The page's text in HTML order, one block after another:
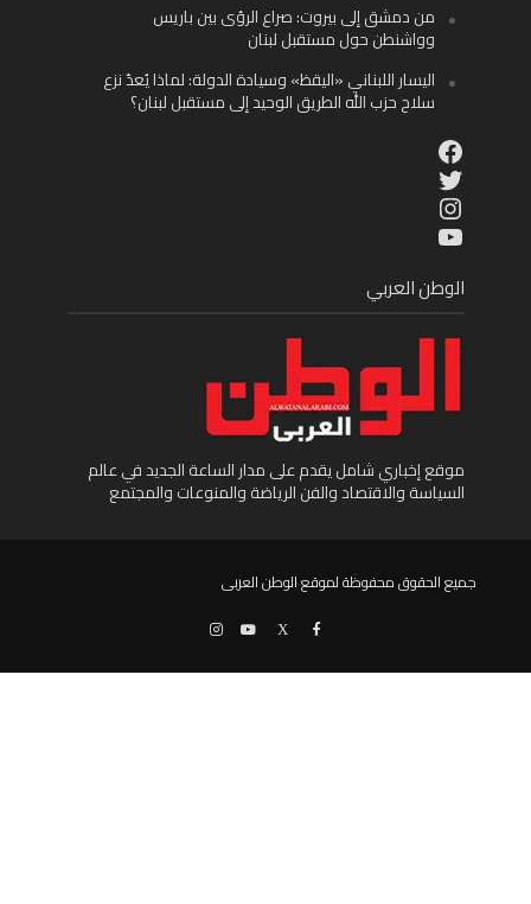
من دمشق إلى بيروت: صراع الرؤى بين باريس
وواشنطن حول مستقبل لبنان
اليسار اللبناني «اليقظ» وسيادة الدولة: لماذا يُعدّ نزع
سلاح حزب الله الطريق الوحيد إلى مستقبل لبنان؟
Facebook
Twitter
Instagram
YouTube
الوطن العربي
موقع إخباري شامل يقدم على مدار الساعة الجديد في عالم
السياسة والاقتصاد والفن الرياضة والمنوعات والمجتمع
جميع الحقوق محفوظة لموقع الوطن العربى